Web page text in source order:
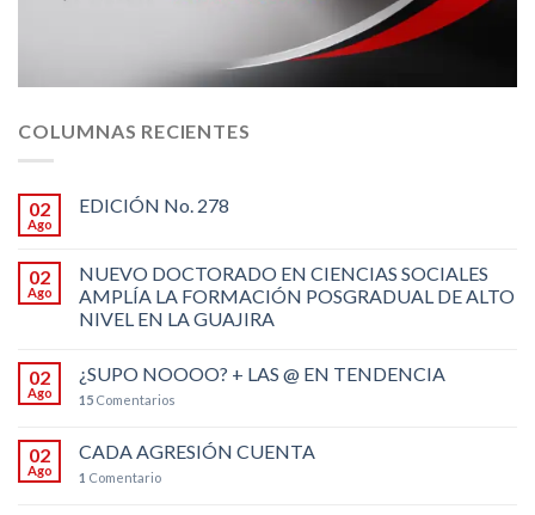
COLUMNAS RECIENTES
02
Ago
EDICIÓN No. 278
02
Ago
NUEVO DOCTORADO EN CIENCIAS SOCIALES
AMPLÍA LA FORMACIÓN POSGRADUAL DE ALTO
NIVEL EN LA GUAJIRA
02
Ago
¿SUPO NOOOO? + LAS @ EN TENDENCIA
15 Comentarios
02
Ago
CADA AGRESIÓN CUENTA
1 Comentario